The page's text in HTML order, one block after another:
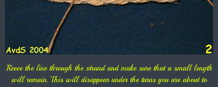
Reeve the line through the strand and make sure that a small length
will remain. This will disappear under the turns you are about to